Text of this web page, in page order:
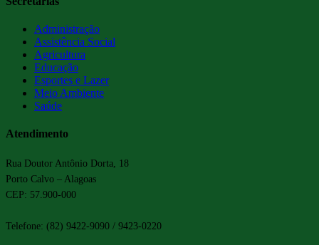
Administração
Assistência Social
Agricultura
Educação
Esportes e Lazer
Meio Ambiente
Saúde
Atendimento
Rua Doutor Antônio Dorta, 18
Porto Calvo – Alagoas
CEP: 57.900-000
Telefone: (82) 9422-9090 / 9423-0220